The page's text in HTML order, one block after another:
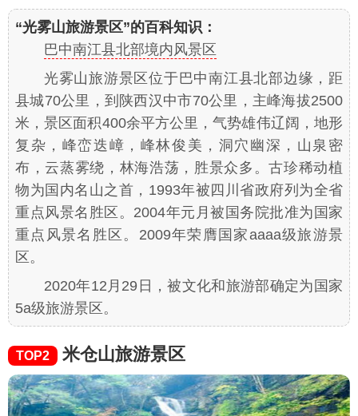
“光雾山旅游景区”的百科知识：
巴中南江县北部境内风景区
光雾山旅游景区位于巴中南江县北部边缘，距
县城70公里，到陕西汉中市70公里，主峰海拔2500
米，景区面积400余平方公里，气势雄伟辽阔，地形
复杂，峰峦迭嶂，峰林俊美，洞穴幽深，山泉密
布，云蒸雾绕，林海浩荡，胜景众多。古珍稀动植
物为国内名山之首，1993年被四川省政府列为全省
重点风景名胜区。2004年元月被国务院批准为国家
重点风景名胜区。2009年荣膺国家aaaa级旅游景
区。
2020年12月29日，被文化和旅游部确定为国家
5a级旅游景区。
TOP2 米仓山旅游景区